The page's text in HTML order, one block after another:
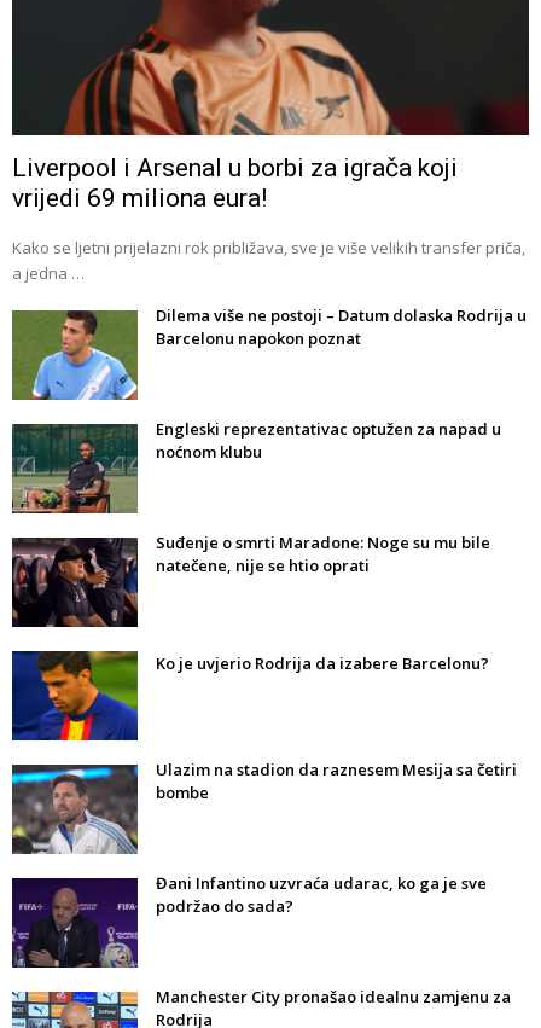
Liverpool i Arsenal u borbi za igrača koji
vrijedi 69 miliona eura!
Kako se ljetni prijelazni rok približava, sve je više velikih transfer priča,
a jedna …
Dilema više ne postoji – Datum dolaska Rodrija u
Barcelonu napokon poznat
Engleski reprezentativac optužen za napad u
noćnom klubu
Suđenje o smrti Maradone: Noge su mu bile
natečene, nije se htio oprati
Ko je uvjerio Rodrija da izabere Barcelonu?
Ulazim na stadion da raznesem Mesija sa četiri
bombe
Đani Infantino uzvraća udarac, ko ga je sve
podržao do sada?
Manchester City pronašao idealnu zamjenu za
Rodrija